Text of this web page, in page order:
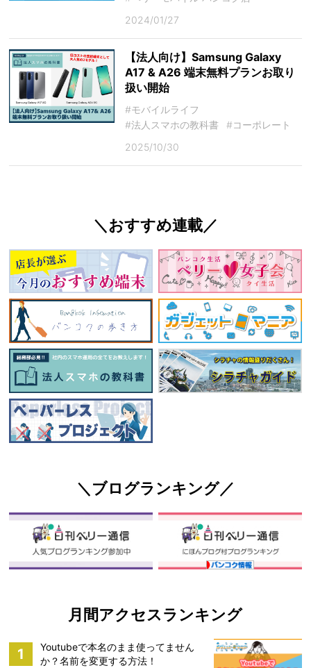
2024/01/27
【法人向け】Samsung Galaxy
A17 & A26 端末無料プランお取り
扱い開始
#モバイルライフ
#法人スマホの教科書
#コーポレート
2025/10/30
＼おすすめ連載／
＼ブログランキング／
月間アクセスランキング
1
Youtubeで本名のまま使ってません
か？名前を変更する方法！